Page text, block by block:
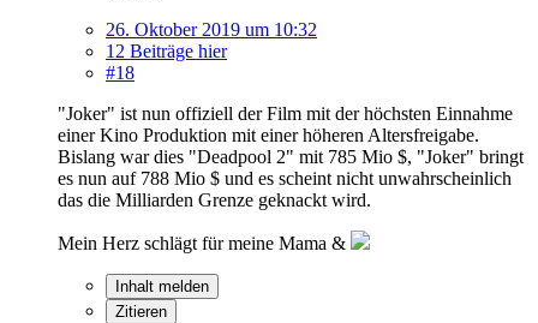
26. Oktober 2019 um 10:32
12 Beiträge hier
#18
"Joker" ist nun offiziell der Film mit der höchsten Einnahme
einer Kino Produktion mit einer höheren Altersfreigabe.
Bislang war dies "Deadpool 2" mit 785 Mio $, "Joker" bringt
es nun auf 788 Mio $ und es scheint nicht unwahrscheinlich
das die Milliarden Grenze geknackt wird.
Mein Herz schlägt für meine Mama &
Inhalt melden
Zitieren